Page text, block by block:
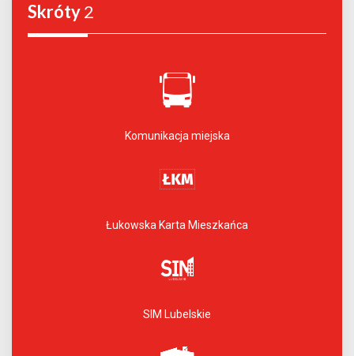
Skróty2
Komunikacja miejska
Łukowska Karta Mieszkańca
SIM Lubelskie